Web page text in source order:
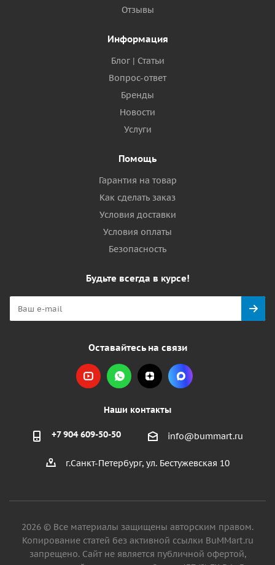
Отзывы
Информация
Блог | Статьи
Вопрос-ответ
Бренды
Новости
Услуги
Помощь
Гарантия на товар
Как сделать заказ
Условия доставки
Условия оплаты
Безопасность
Будьте всегда в курсе!
Оставайтесь на связи
Наши контакты
+7 904 609-50-50 info@bummart.ru
г.Санкт-Петербург, ул. Бестужевская 10
2026 © Все материалы защищены авторским правом.
Копирование статей без активной ссылки BuMMart.ru
запрещено. Сайт не является публичной офертой,